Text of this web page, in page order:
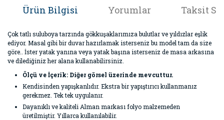
Ürün Bilgisi Yorumlar Taksit
Çok tatlı suluboya tarzında gökkuşaklarımıza bulutlar ve yıldızlar eşlik
ediyor. Masal gibi bir duvar hazırlamak isterseniz bu model tam da size
göre.. İster yatak yanına veya yatak başına isterseniz de masa arkasına
ve dilediğiniz her alana kullanabilirsiniz.
Ölçü ve İçerik: Diğer görsel üzerinde mevcuttur.
Kendisinden yapışkanlıdır. Ekstra bir yapıştırıcı kullanmanız
gerekmez. Tek tek uygulanır.
Dayanıklı ve kaliteli Alman markası folyo malzemeden
üretilmiştir. Yıllarca kullanılabilir.